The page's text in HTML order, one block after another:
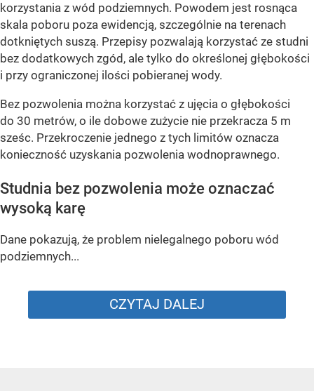
korzystania z wód podziemnych. Powodem jest rosnąca
skala poboru poza ewidencją, szczególnie na terenach
dotkniętych suszą. Przepisy pozwalają korzystać ze studni
bez dodatkowych zgód, ale tylko do określonej głębokości
i przy ograniczonej ilości pobieranej wody.
Bez pozwolenia można korzystać z ujęcia o głębokości
do 30 metrów, o ile dobowe zużycie nie przekracza 5 m
sześc. Przekroczenie jednego z tych limitów oznacza
konieczność uzyskania pozwolenia wodnoprawnego.
Studnia bez pozwolenia może oznaczać
wysoką karę
Dane pokazują, że problem nielegalnego poboru wód
podziemnych...
CZYTAJ DALEJ